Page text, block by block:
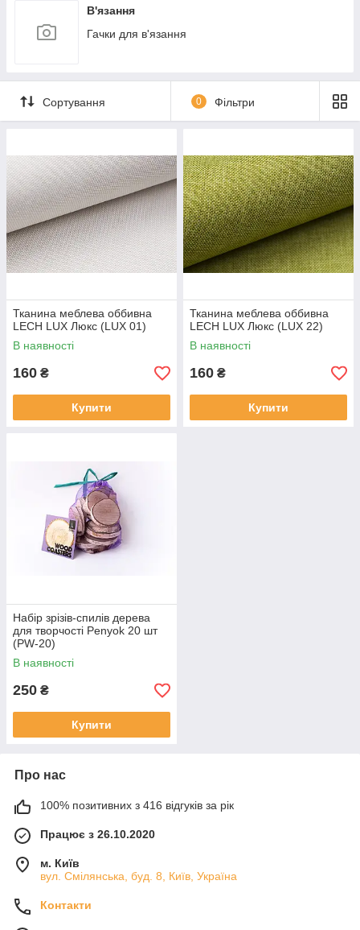
В'язання
Гачки для в'язання
Сортування 0 Фільтри
Тканина меблева оббивна
LECH LUX Люкс (LUX 01)
В наявності
160 ₴
Купити
Тканина меблева оббивна
LECH LUX Люкс (LUX 22)
В наявності
160 ₴
Купити
Набір зрізів-спилів дерева
для творчості Penyok 20 шт
(PW-20)
В наявності
250 ₴
Купити
Про нас
100% позитивних з 416 відгуків за рік
Працює з 26.10.2020
м. Київ
вул. Смілянська, буд. 8, Київ, Україна
Контакти